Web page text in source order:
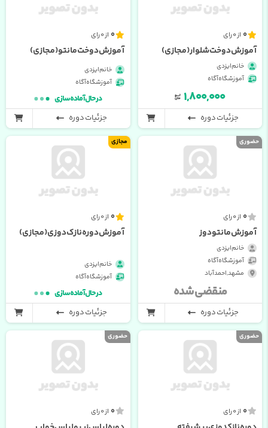
0 از 0 رای
آموزش دوخت شلوار(مجازی)
خانم ایزدی
آموزشگاه آگاه
۱,۸۰۰,۰۰۰
جزئیات دوره
0 از 0 رای
آموزش دوخت مانتو(مجازی)
خانم ایزدی
آموزشگاه آگاه
در حال آماده سازی
جزئیات دوره
حضوری
0 از 0 رای
آموزش مانتو دوز
خانم ایزدی
آموزشگاه آگاه
مشهد , احمدآباد
منقضی شده
جزئیات دوره
مجازی
0 از 0 رای
آموزش دوره نازک دوزی (مجازی)
خانم ایزدی
آموزشگاه آگاه
در حال آماده سازی
جزئیات دوره
حضوری
0 از 0 رای
حضوری
0 از 0 رای